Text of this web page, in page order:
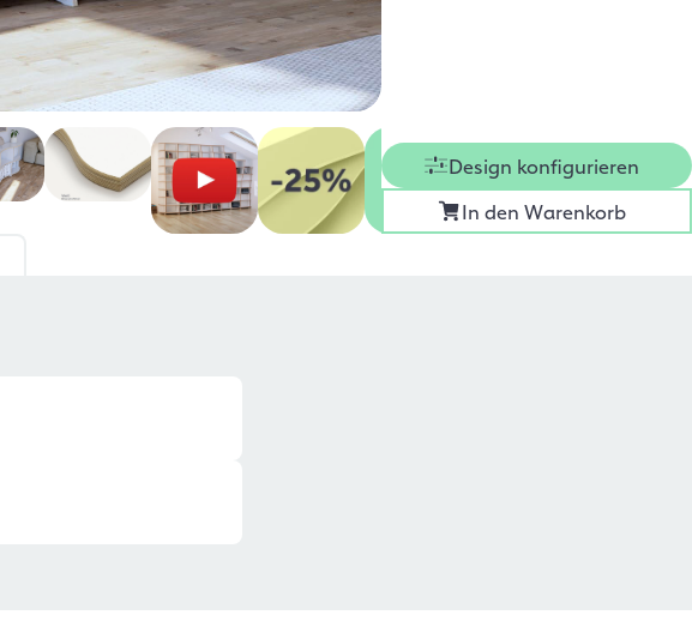
Design konfigurieren
In den Warenkorb